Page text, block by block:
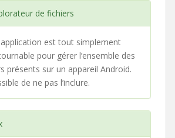
de fichiers
est tout simplement
pour gérer l’ensemble des
présents sur un appareil Android.
de ne pas l’inclure.